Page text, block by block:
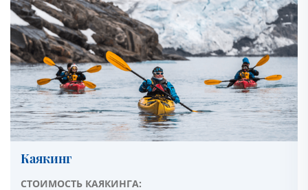
Каякинг
СТОИМОСТЬ КАЯКИНГА: